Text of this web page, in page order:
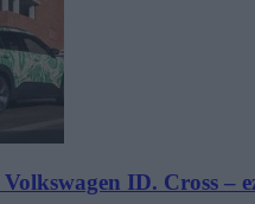
ID. Cross –